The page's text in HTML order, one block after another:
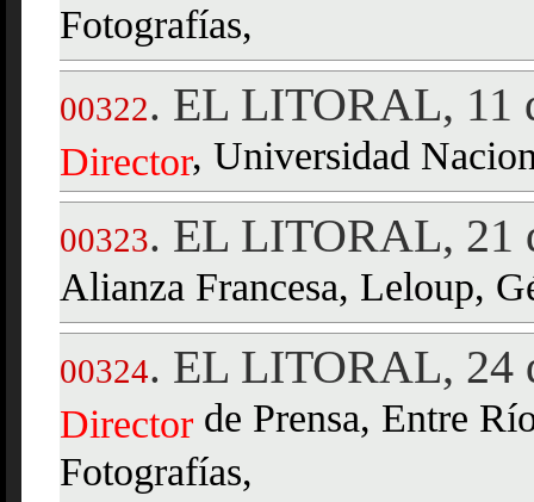
Fotografías,
00322. EL LITORAL, 11
Director, Universidad
00323. EL LITORAL, 21
Alianza Francesa, Leloup,
00324. EL LITORAL, 24
Director de Prensa, Entre
Fotografías,